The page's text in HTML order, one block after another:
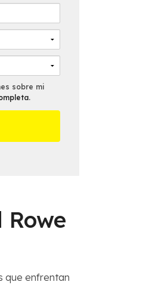
sobre mi
.
que enfrentan